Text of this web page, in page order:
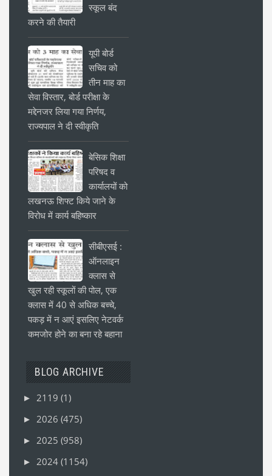
स्कूल बंद
करने की तैयारी
यूपी बोर्ड
सचिव को
तीन माह का
सेवा विस्तार, बोर्ड परीक्षा के
मद्देनजर लिया गया निर्णय,
राज्यपाल ने दी स्वीकृति
बेसिक शिक्षा
परिषद व
कार्यालयों को
लखनऊ शिफ्ट किये जाने के
विरोध में कार्य बहिष्कार
सीबीएसई :
ऑनलाइन
क्लास से
खुल रही स्कूलों की पोल, एक
क्लास में 40 से अधिक बच्चे,
पकड़ में न आएं इसलिए नेटवर्क
कमजोर होने का बना रहे बहाना
BLOG ARCHIVE
► 2119 (1)
► 2026 (475)
► 2025 (958)
► 2024 (1154)